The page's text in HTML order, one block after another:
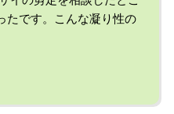
たです。こんな凝り性の